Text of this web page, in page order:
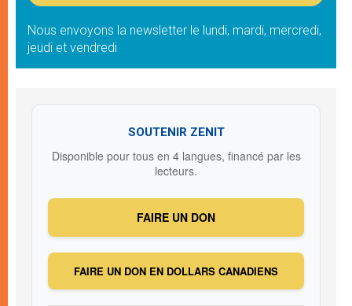
Nous envoyons la newsletter le lundi, mardi, mercredi,
jeudi et vendredi
SOUTENIR ZENIT
Disponible pour tous en 4 langues, financé par les
lecteurs.
FAIRE UN DON
FAIRE UN DON EN DOLLARS CANADIENS